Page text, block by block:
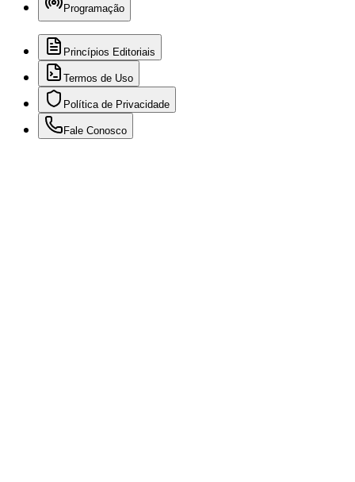
Programação
Princípios Editoriais
Termos de Uso
Política de Privacidade
Fale Conosco